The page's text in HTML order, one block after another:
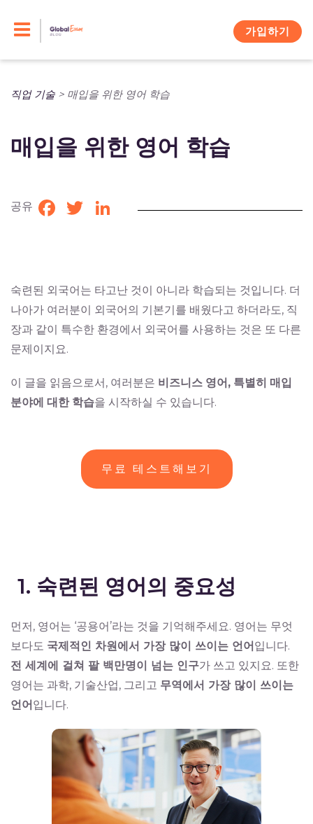
가입하기
직업 기술 > 매입을 위한 영어 학습
매입을 위한 영어 학습
공유 Facebook
TwitterLinkedIn
숙련된 외국어는 타고난 것이 아니라 학습되는 것입니다. 더
나아가 여러분이 외국어의 기본기를 배웠다고 하더라도, 직
장과 같이 특수한 환경에서 외국어를 사용하는 것은 또 다른
문제이지요.
이 글을 읽음으로서, 여러분은 비즈니스 영어, 특별히 매입
분야에 대한 학습을 시작하실 수 있습니다.
무료 테스트해보기
1. 숙련된 영어의 중요성
먼저, 영어는 ‘공용어’라는 것을 기억해주세요. 영어는 무엇
보다도 국제적인 차원에서 가장 많이 쓰이는 언어입니다.
전 세계에 걸쳐 팔 백만명이 넘는 인구가 쓰고 있지요. 또한
영어는 과학, 기술산업, 그리고 무역에서 가장 많이 쓰이는
언어입니다.